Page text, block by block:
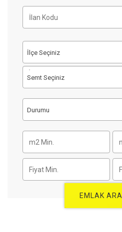
İlçe Seçiniz
Semt Seçiniz
Durumu
EMLAK ARA